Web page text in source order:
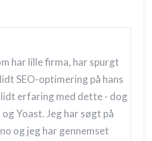
har lille firma, har spurgt
SEO-optimering på hans
lidt erfaring med dette - dog
Yoast. Jeg har søgt på
og jeg har gennemset